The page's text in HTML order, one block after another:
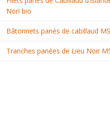
Nori bio
Bâtonnets panés de cabillaud
Tranches panées de Lieu Noir